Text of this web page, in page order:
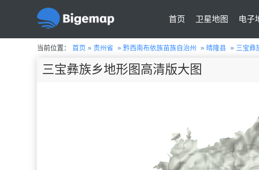
首页 卫星地图 电子
当前位置： 首页 » 贵州省 » 黔西南布依族苗族自治州 » 晴隆县 » 三宝彝
三宝彝族乡地形图高清版大图